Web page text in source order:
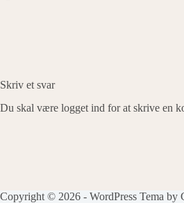
Skriv et svar
Du skal være logget ind for at skrive en
Copyright © 2026 - WordPress Tema by